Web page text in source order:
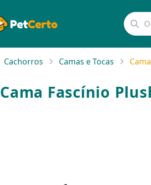
Cachorros Camas e Tocas
Cama Fascínio